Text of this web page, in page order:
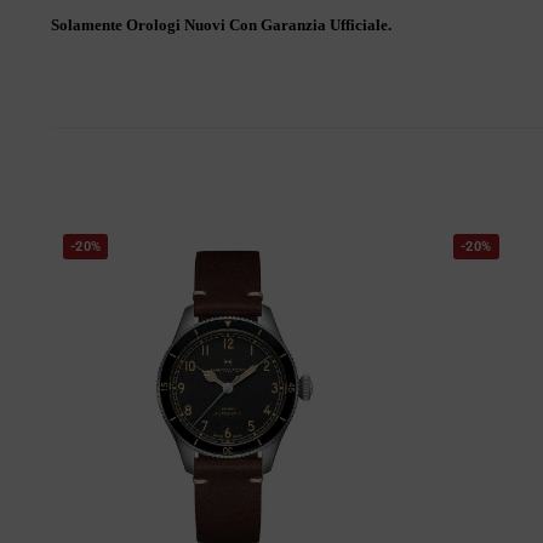
Solamente Orologi Nuovi Con Garanzia Ufficiale.
-20% -20%